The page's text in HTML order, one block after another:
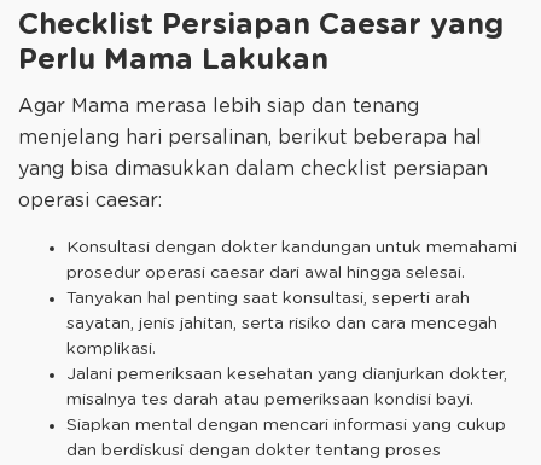
Checklist Persiapan Caesar yang
Perlu Mama Lakukan
Agar Mama merasa lebih siap dan tenang
menjelang hari persalinan, berikut beberapa hal
yang bisa dimasukkan dalam checklist persiapan
operasi caesar:
Konsultasi dengan dokter kandungan untuk memahami
prosedur operasi caesar dari awal hingga selesai.
Tanyakan hal penting saat konsultasi, seperti arah
sayatan, jenis jahitan, serta risiko dan cara mencegah
komplikasi.
Jalani pemeriksaan kesehatan yang dianjurkan dokter,
misalnya tes darah atau pemeriksaan kondisi bayi.
Siapkan mental dengan mencari informasi yang cukup
dan berdiskusi dengan dokter tentang proses